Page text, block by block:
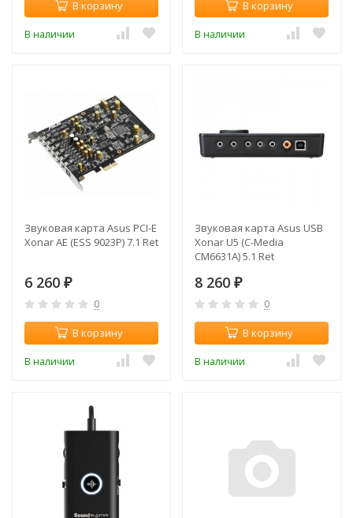
В корзину
В наличии
В корзину
В наличии
Звуковая карта Asus PCI-E
Xonar AE (ESS 9023P) 7.1 Ret
6 260 ₽
0
В корзину
В наличии
Звуковая карта Asus USB
Xonar U5 (С-Media
CM6631A) 5.1 Ret
8 260 ₽
0
В корзину
В наличии